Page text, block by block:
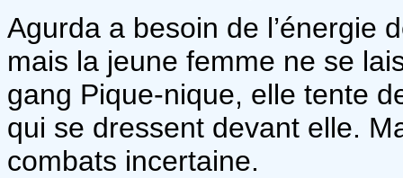
Agurda a besoin de l’énergie
mais la jeune femme ne se
gang Pique-nique, elle tente
qui se dressent devant elle.
combats incertaine.